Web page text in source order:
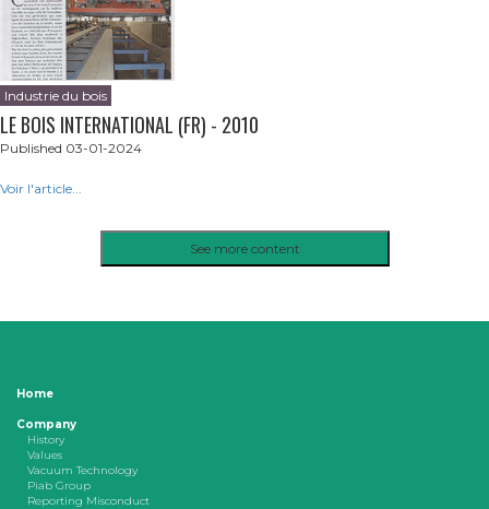
Industrie du bois
LE BOIS INTERNATIONAL (FR) - 2010
Published 03-01-2024
Voir l'article...
See more content
Home
Company
History
Values
Vacuum Technology
Piab Group
Reporting Misconduct